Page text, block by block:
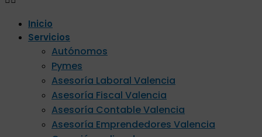
Inicio
Servicios
Autónomos
Pymes
Asesoría Laboral Valencia
Asesoría Fiscal Valencia
Asesoría Contable Valencia
Asesoría Emprendedores Valencia